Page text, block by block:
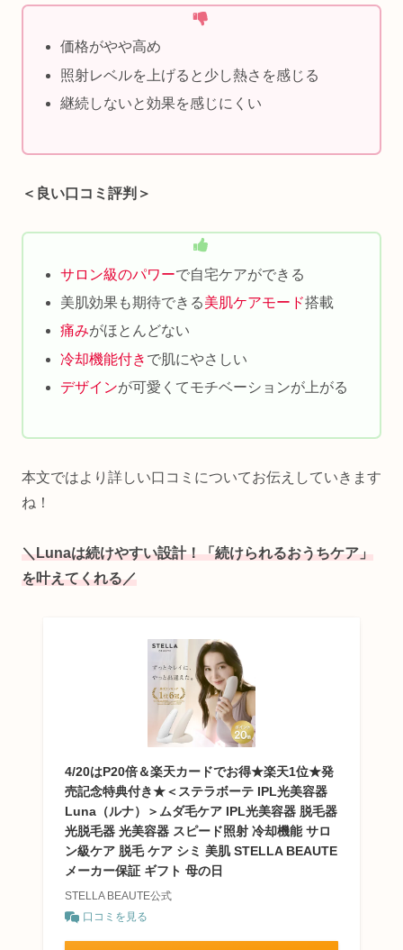
価格がやや高め
照射レベルを上げると少し熱さを感じる
継続しないと効果を感じにくい
＜良い口コミ評判＞
サロン級のパワーで自宅ケアができる
美肌効果も期待できる美肌ケアモード搭載
痛みがほとんどない
冷却機能付き で肌にやさしい
デザインが可愛くてモチベーションが上がる
本文ではより詳しい口コミについてお伝えしていきます
ね！
＼Lunaは続けやすい設計！「続けられるおうちケア」
を叶えてくれる／
4/20はP20倍＆楽天カードでお得★楽天1位★発
売記念特典付き★＜ステラボーテ IPL光美容器
Luna（ルナ）＞ムダ毛ケア IPL光美容器 脱毛器
光脱毛器 光美容器 スピード照射 冷却機能 サロ
ン級ケア 脱毛 ケア シミ 美肌 STELLA BEAUTE
メーカー保証 ギフト 母の日
STELLA BEAUTE公式
口コミを見る